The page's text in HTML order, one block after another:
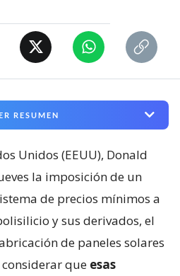
RESUMEN
Unidos (EEUU), Donald
la imposición de un
de precios mínimos a
y sus derivados, el
de paneles solares
considerar que esas